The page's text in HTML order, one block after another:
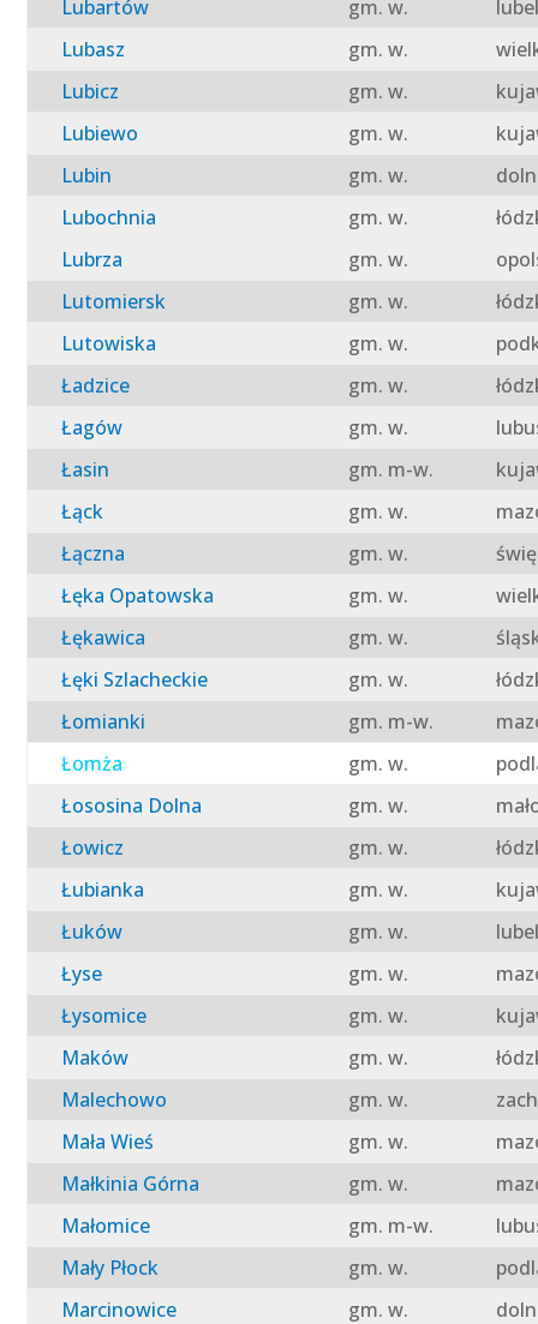
Lubartów gm. w.
Lubasz
gm. w.
Lubicz
gm. w.
Lubiewo
gm. w.
Lubin
gm. w.
Lubochnia
gm. w.
Lubrza
gm. w.
Lutomiersk
gm. w.
Lutowiska
gm. w.
Ładzice
gm. w.
Łagów
gm. w.
Łasin
gm. m-w.
Łąck
gm. w.
Łączna
gm. w.
Łęka Opatowska
gm. w.
Łękawica
gm. w.
Łęki Szlacheckie
gm. w.
Łomianki
gm. m-w.
Łomża
gm. w.
Łososina Dolna
gm. w.
Łowicz
gm. w.
Łubianka
gm. w.
Łuków
gm. w.
Łyse
gm. w.
Łysomice
gm. w.
Maków
gm. w.
Malechowo
gm. w.
Mała Wieś
gm. w.
Małkinia Górna
gm. w.
Małomice
gm. m-w.
Mały Płock
gm. w.
Marcinowice
gm. w.